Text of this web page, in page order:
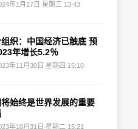
年1月17日 星期三 13:43
织：中国经济已触底 预
年增长5.2％
年11月30日 星期四 15:10
始终是世界发展的重要
年10月31日 星期二 15:21